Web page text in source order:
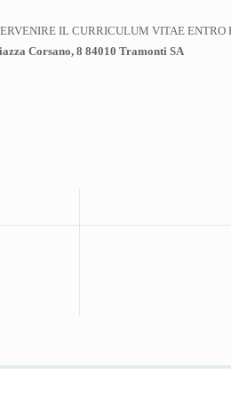
IL CURRICULUM VITAE
Corsano, 8 84010 Tramonti SA